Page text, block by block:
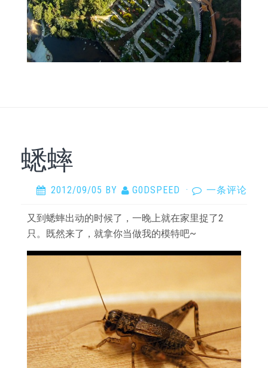
蟋蟀
2012/09/05 BY G0DSPEED · 一条评论
又到蟋蟀出动的时候了，一晚上就在家里捉了2
只。既然来了，就拿你当做我的模特吧~